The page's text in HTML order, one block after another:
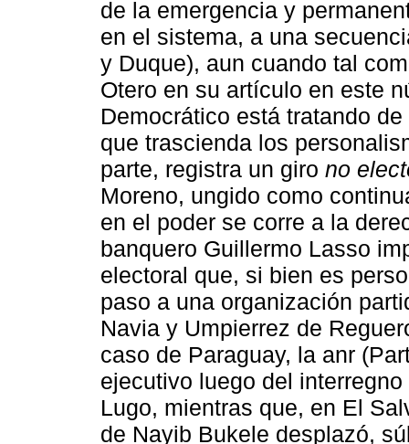
de la emergencia y
en el sistema, a una
y Duque), aun cuando tal
Otero en su artículo en este
Democrático está tratando
que trascienda los
parte, registra un giro no
Moreno, ungido como
en el poder se corre a la
banquero Guillermo Lasso
electoral que, si bien es
paso a una organización
Navia y Umpierrez de
caso de Paraguay, la anr
ejecutivo luego del
Lugo, mientras que, en El
de Nayib Bukele desplazó,